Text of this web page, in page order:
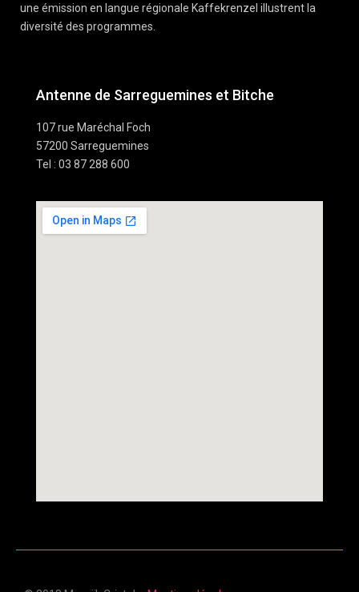
une émission en langue régionale Kaffekrenzel illustrent la
diversité des programmes.
Antenne de Sarreguemines et Bitche
107 rue Maréchal Foch
57200 Sarreguemines
Tel : 03 87 288 600